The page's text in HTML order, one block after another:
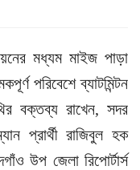
মধ্যম মাইজ পাড়া
পরিবেশে ব্যাটমিন্টন
বক্তব্য রাখেন, সদর
প্রার্থী রাজিবুল হক
উপ জেলা রিপোর্টার্স